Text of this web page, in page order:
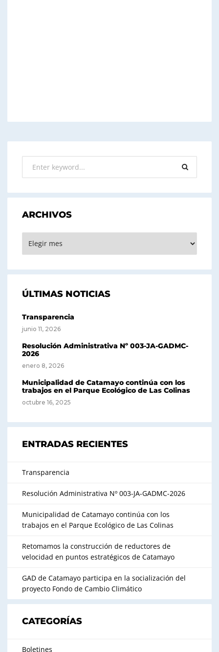
ARCHIVOS
ÚLTIMAS NOTICIAS
Transparencia
junio 11, 2026
Resolución Administrativa Nº 003-JA-GADMC-
2026
enero 8, 2026
Municipalidad de Catamayo continúa con los
trabajos en el Parque Ecológico de Las Colinas
octubre 16, 2025
ENTRADAS RECIENTES
Transparencia
Resolución Administrativa Nº 003-JA-GADMC-2026
Municipalidad de Catamayo continúa con los
trabajos en el Parque Ecológico de Las Colinas
Retomamos la construcción de reductores de
velocidad en puntos estratégicos de Catamayo
GAD de Catamayo participa en la socialización del
proyecto Fondo de Cambio Climático
CATEGORÍAS
Boletines